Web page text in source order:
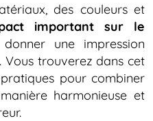
des couleurs et
important sur le
une impression
Vous trouverez dans cet
pour combiner
harmonieuse et